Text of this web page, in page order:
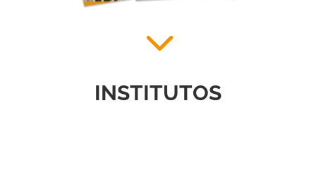
INSTITUTOS